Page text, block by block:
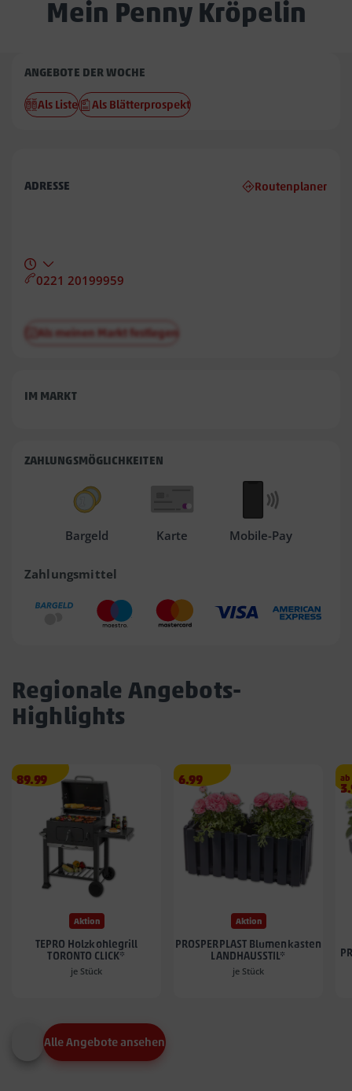
Mein Penny Kröpelin
Penny
Kröpelin
ANGEBOTE DER WOCHE
Als Liste Als Blätterprospekt
ADRESSE Routenplaner
0221 20199959
Als meinen Markt festlegen
IM MARKT
ZAHLUNGSMÖGLICHKEITEN
Bargeld Karte Mobile-Pay
Zahlungsmittel
Regionale Angebots-
Highlights
Angebotspreis
89.99
89.99
Aktion
TEPRO Holzkohlegrill
TORONTO CLICK*
je Stück
Angebotspreis
6.99
6.99
Aktion
PROSPERPLAST Blumenkasten
LANDHAUSSTIL*
je Stück
ab
€
Alle Angebote ansehen